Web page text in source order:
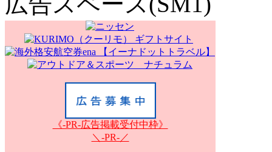
《-PR-広告掲載受付中枠》
＼-PR-／